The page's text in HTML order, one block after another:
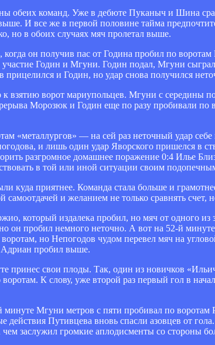
обеих команд. Уже в дебюте Пуканыч и Шина
И все же в первой половине тайма
но в обоих случаях мяч пролетал выше.
он получив пас от Година пробил по воротам
Годин и Мгуни. Годин подал, Мгуни
прицелился и Годин, но удар снова получился
взятию ворот мариупольцев. Мгуни с середины
Морозюк и Годин еще по разу пробивали по
«металлургов» — на сей раз неточный удар себе
и лишь один удар Яворского пришелся в
разгромное домашнее поражение 0:4 Илье
в той или иной ситуации своим
куда приятнее. Команда стала больше и
и желанием не только сравнять счет,
который издалека пробил, но мяч от одного из
он пробил немного неточно. А вот на 52-й
но Непогодов чудом перевел мяч на
пробил выше.
принес свои плоды. Так, один из новичков
К слову, уже второй раз первый гол в
Мгуни метров с пяти пробивал по воротам
Путивцева вновь спасли азовцев от
заслужил громкие аплодисменты со стороны